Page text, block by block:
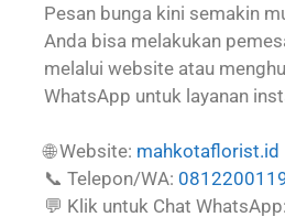
Pesan bunga kini semakin
Anda bisa melakukan
melalui website atau
WhatsApp untuk layanan
🌐 Website: mahkotaflorist.id
📞 Telepon/WA:
💬 Klik untuk Chat WhatsApp: